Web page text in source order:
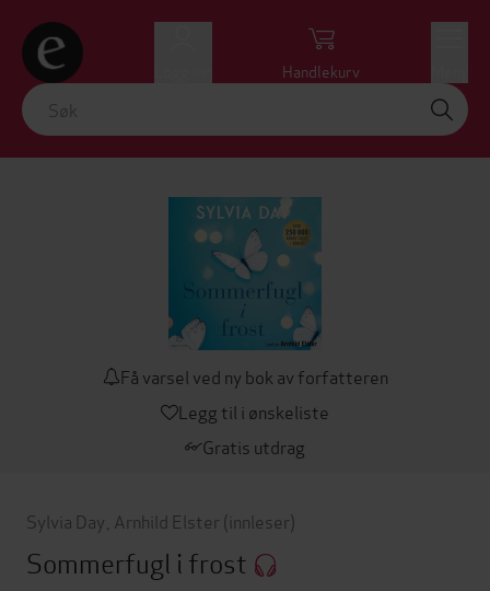
Handlekurv
Få varsel ved ny bok av forfatteren
Legg til i ønskeliste
Gratis utdrag
Sylvia Day Arnhild Elster (innleser)
Sommerfugl i frost